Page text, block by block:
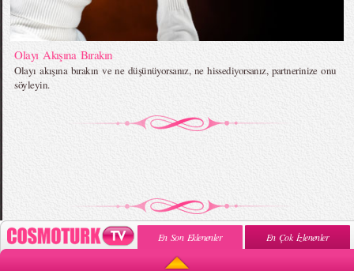
Olayı Akışına Bırakın
Olayı akışına bırakın ve ne düşünüyorsanız, ne hissediyorsanız, partnerinize onu
söyleyin.
En Son Eklenenler En Çok İzlenenler